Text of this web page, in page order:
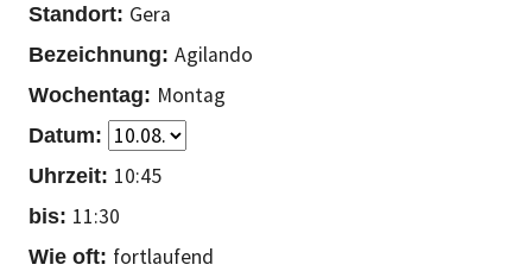
Gera
Agilando
Montag
10:45
11:30
fortlaufend